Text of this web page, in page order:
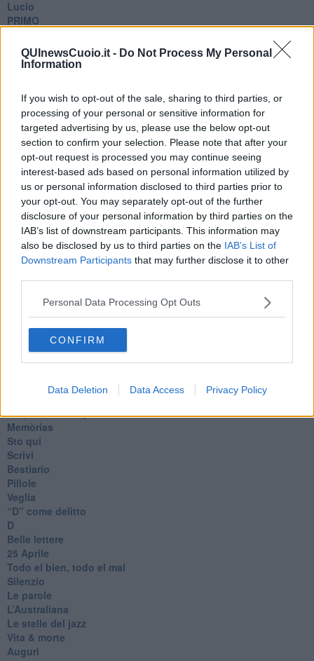
QUInewsCuoio.it - Do Not Process My Personal
Information
If you wish to opt-out of the sale, sharing to third parties, or
processing of your personal or sensitive information for
targeted advertising by us, please use the below opt-out
section to confirm your selection. Please note that after your
opt-out request is processed you may continue seeing
interest-based ads based on personal information utilized by
us or personal information disclosed to third parties prior to
your opt-out. You may separately opt-out of the further
disclosure of your personal information by third parties on the
IAB’s list of downstream participants. This information may
also be disclosed by us to third parties on the IAB’s List of
Downstream Participants that may further disclose it to other
Personal Data Processing Opt Outs
CONFIRM
Data Deletion Data Access Privacy Policy
Lucio
PRIMO
Accidenti all’amore
Protezione civile
Il muro di Baj
Biografia emotiva
La tempesta e altro
Umani
I bolidi
Parole
Amarezza
Colpa & merito
Vento
​LA PANCHINA ROSSA Requiem per il Commissario
Ospedali del cuore
Coraçào
Testamento & Commiato
Poeta
​La colpa - Memorie del commissario
Gracias a la vida
Fly me to the moon
O sonho de um prisioneiro
Memòrias
Sto qui
Scrivi
Bestiario
Pillole
Veglia
​“D” come delitto
D
Belle lettere
25 Aprile
Todo el bien, todo el mal
Silenzio
Le parole
​L’Australiana
Le stelle del jazz
Vita & morte
Auguri